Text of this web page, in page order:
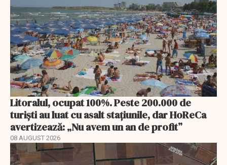
Litoralul, ocupat 100%. Peste 200.000 de
turiști au luat cu asalt stațiunile, dar HoReCa
avertizează: „Nu avem un an de profit”
08 AUGUST 2026